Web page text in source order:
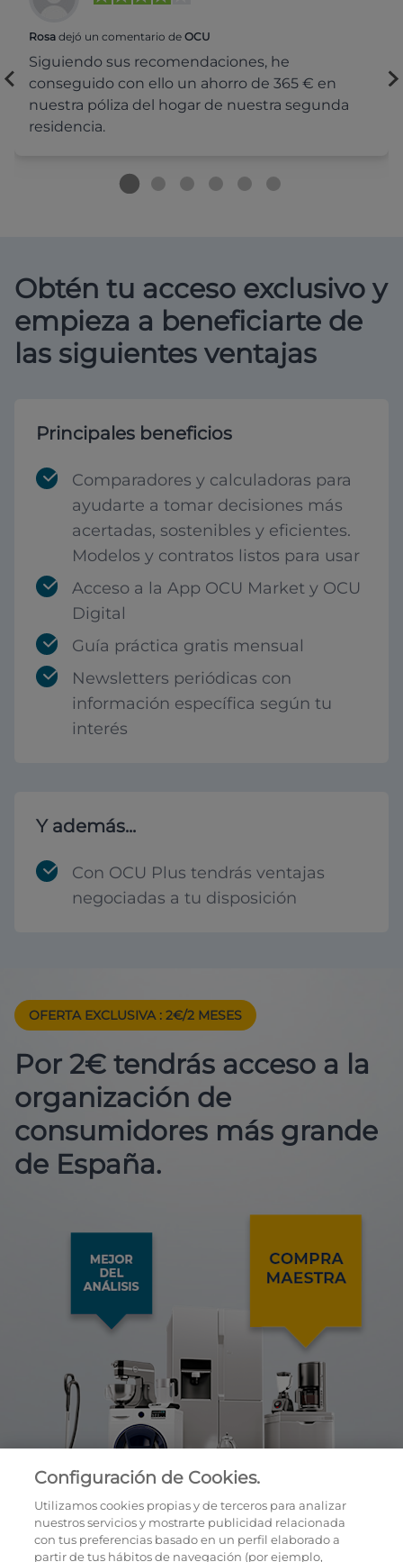
Rosa dejó un comentario de OCU
Siguiendo sus recomendaciones, he
conseguido con ello un ahorro de 365 € en
nuestra póliza del hogar de nuestra segunda
residencia.
Obtén tu acceso exclusivo y
empieza a beneficiarte de
las siguientes ventajas
Principales beneficios
Comparadores y calculadoras para
ayudarte a tomar decisiones más
acertadas, sostenibles y eficientes.
Modelos y contratos listos para usar
Acceso a la App OCU Market y OCU
Digital
Guía práctica gratis mensual
Newsletters periódicas con
información específica según tu
interés
Y además...
Con OCU Plus tendrás ventajas
negociadas a tu disposición
OFERTA EXCLUSIVA : 2€/2 MESES
Por 2€ tendrás acceso a la
organización de
consumidores más grande
de España.
Configuración de Cookies.
Utilizamos cookies propias y de terceros para analizar
nuestros servicios y mostrarte publicidad relacionada
con tus preferencias basado en un perfil elaborado a
partir de tus hábitos de navegación (por ejemplo,